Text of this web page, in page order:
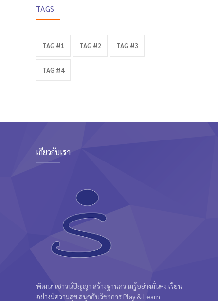
TAGS
TAG #1 TAG #2 TAG #3
TAG #4
เกี่ยวกับเรา
พัฒนาเชาวน์ปัญญา สร้างฐานความรู้อย่างมั่นคง เรียน
อย่างมีความสุข สนุกกับวิชาการ Play & Learn